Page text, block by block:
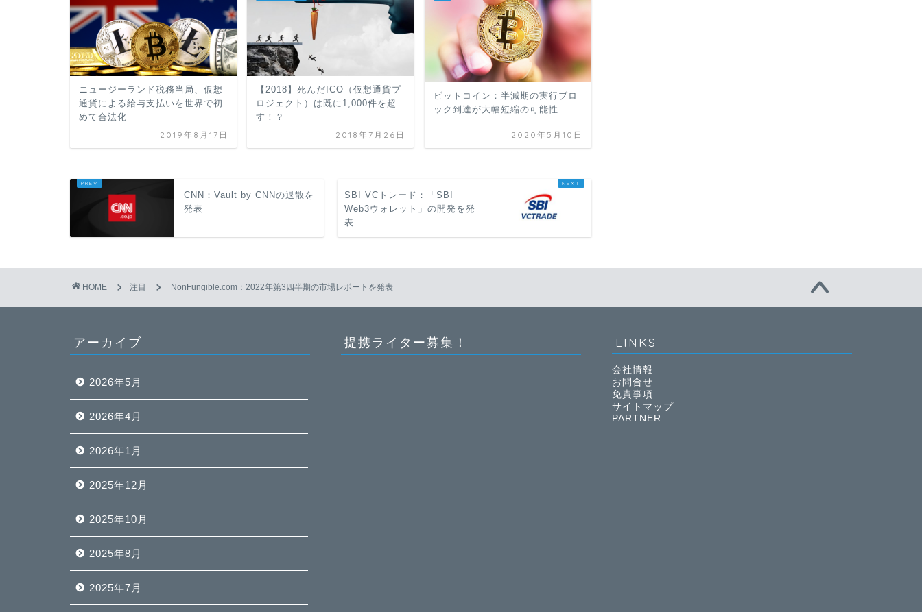
ニュージーランド税務当局、仮想
通貨による給与支払いを世界で初
めて合法化
2019年8月17日
【2018】死んだICO（仮想通貨プ
ロジェクト）は既に1,000件を超
す！？
2018年7月26日
ビットコイン：半減期の実行ブロ
ック到達が大幅短縮の可能性
2020年5月10日
CNN：Vault by CNNの退散を
発表
SBI VCトレード：「SBI
Web3ウォレット」の開発を発
表
HOME 注目 NonFungible.com：2022年第3四半期の市場レポートを発表
アーカイブ
2026年5月
2026年4月
2026年1月
2025年12月
2025年10月
2025年8月
2025年7月
提携ライター募集！ LINKS
会社情報
お問合せ
免責事項
サイトマップ
PARTNER